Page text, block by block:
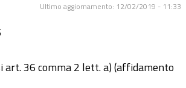
Ultimo aggiornamento: 12/02/2019 - 11:33
art. 36 comma 2 lett. a) (affidamento